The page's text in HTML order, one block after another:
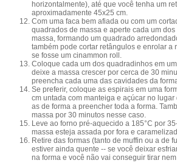
horizontalmente), até que você tenha um
aproximadamente 45x25 cm.
Com uma faca bem afiada ou com um
quadrados de massa e aperte cada um
massa, formando um quadrado
também pode cortar retângulos e enrolar a
se fosse um cinammon roll.
Coloque cada um dos quadradinhos em
deixe a massa crescer por cerca de 30
preencha cada uma das cavidades da
Se preferir, coloque as espirais em uma
cm untada com manteiga e açúcar no
as de forma a preencher toda a forma.
massa por 30 minutos nesse caso.
Leve ao forno pré-aquecido a 185°C por
massa esteja assada por fora e
Retire das formas (tanto de muffin ou a de
estiver ainda quente -- se você deixar
na forma e você não vai conseguir tirar